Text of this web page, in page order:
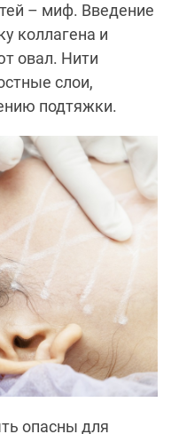
– миф. Введение
коллагена и
овал. Нити
слои,
подтяжки.
опасны для